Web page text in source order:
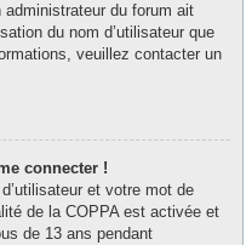
administrateur du forum ait
du nom d’utilisateur que
veuillez contacter un
connecter !
et votre mot de
de la COPPA est activée et
de 13 ans pendant